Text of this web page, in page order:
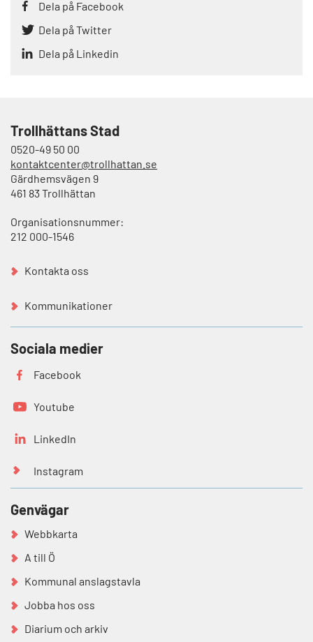
Dela på Facebook
Dela på Twitter
Dela på Linkedin
Trollhättans Stad
0520-49 50 00
kontaktcenter@trollhattan.se
Gärdhemsvägen 9
461 83 Trollhättan
Organisationsnummer:
212 000-1546
Kontakta oss
Kommunikationer
Sociala medier
Facebook
Youtube
LinkedIn
Instagram
Genvägar
Webbkarta
A till Ö
Kommunal anslagstavla
Jobba hos oss
Diarium och arkiv